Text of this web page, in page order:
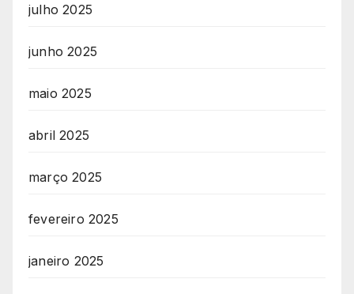
julho 2025
junho 2025
maio 2025
abril 2025
março 2025
fevereiro 2025
janeiro 2025